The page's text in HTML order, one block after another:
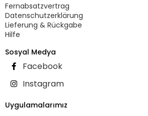
Fernabsatzvertrag
Datenschutzerklärung
Lieferung & Rückgabe
Hilfe
Sosyal Medya
Facebook
Instagram
Uygulamalarımız